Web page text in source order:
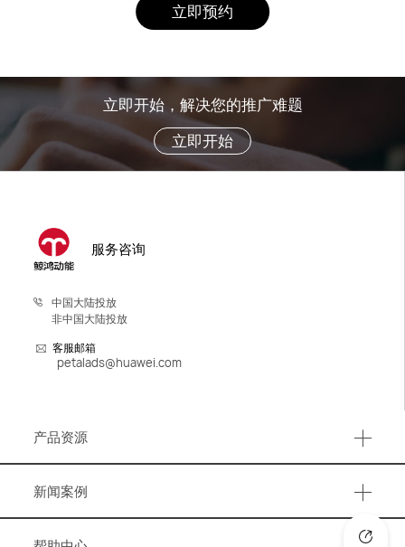
立即预约
立即开始，解决您的推广难题
立即开始
服务咨询
中国大陆投放
非中国大陆投放
客服邮箱
petalads@huawei.com
产品资源
新闻案例